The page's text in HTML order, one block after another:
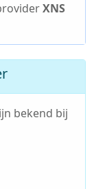
XNS
bekend bij